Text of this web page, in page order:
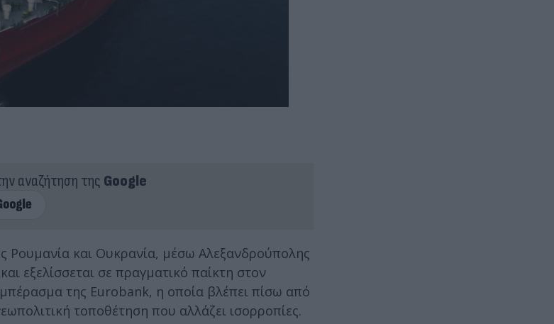
αναζήτηση της Google
Ρουμανία και Ουκρανία, μέσω Αλεξανδρούπολης
εξελίσσεται σε πραγματικό παίκτη στον
της Eurobank, η οποία βλέπει πίσω από
τοποθέτηση που αλλάζει ισορροπίες.